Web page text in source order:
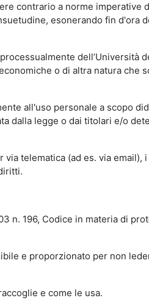
contrario a norme imperative
esonerando fin d'ora
dell’Università
o di altra natura che
all'uso personale a scopo
dalla legge o dai titolari e/o
telematica (ad es. via email),
n. 196, Codice in materia di
e proporzionato per non
e come le usa.